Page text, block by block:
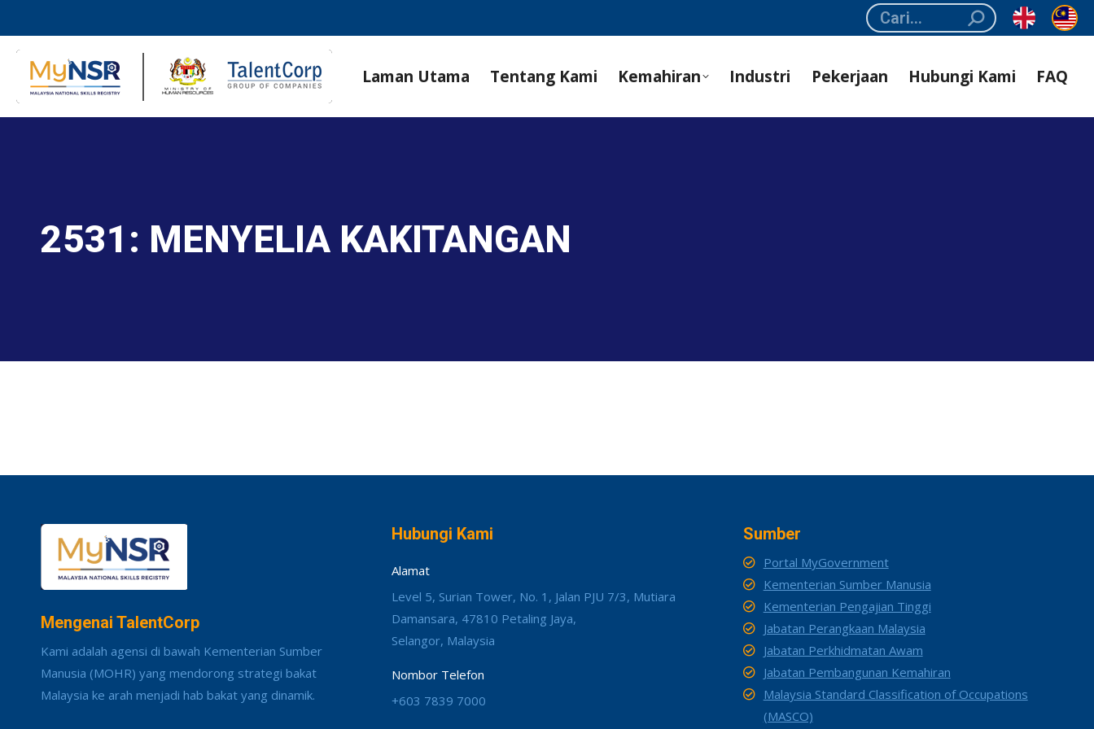
Search:
Laman Utama Tentang Kami Kemahiran Industri Pekerjaan Hubungi Kami FAQ
2531: MENYELIA KAKITANGAN
Mengenai TalentCorp
Kami adalah agensi di bawah Kementerian Sumber
Manusia (MOHR) yang mendorong strategi bakat
Malaysia ke arah menjadi hab bakat yang dinamik.
Hubungi Kami
Alamat
Level 5, Surian Tower, No. 1, Jalan PJU 7/3, Mutiara
Damansara, 47810 Petaling Jaya,
Selangor, Malaysia
Nombor Telefon
+603 7839 7000
Sumber
Portal MyGovernment
Kementerian Sumber Manusia
Kementerian Pengajian Tinggi
Jabatan Perangkaan Malaysia
Jabatan Perkhidmatan Awam
Jabatan Pembangunan Kemahiran
Malaysia Standard Classification of Occupations
(MASCO)